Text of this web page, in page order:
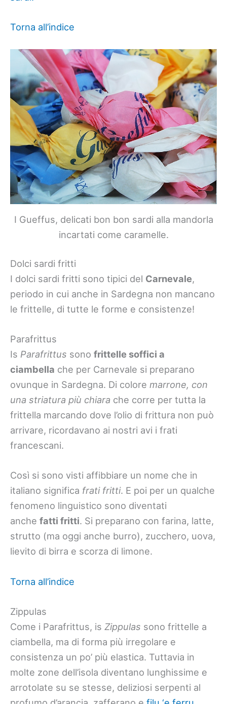
Torna all’indice
I Gueffus, delicati bon bon sardi alla mandorla
incartati come caramelle.
Dolci sardi fritti
I dolci sardi fritti sono tipici del Carnevale,
periodo in cui anche in Sardegna non mancano
le frittelle, di tutte le forme e consistenze!
Parafrittus
Is Parafrittus sono frittelle soffici a
ciambella che per Carnevale si preparano
ovunque in Sardegna. Di colore marrone, con
una striatura più chiara che corre per tutta la
frittella marcando dove l’olio di frittura non può
arrivare, ricordavano ai nostri avi i frati
francescani.
Così si sono visti affibbiare un nome che in
italiano significa frati fritti. E poi per un qualche
fenomeno linguistico sono diventati
anche fatti fritti. Si preparano con farina, latte,
strutto (ma oggi anche burro), zucchero, uova,
lievito di birra e scorza di limone.
Torna all’indice
Zippulas
Come i Parafrittus, is Zippulas sono frittelle a
ciambella, ma di forma più irregolare e
consistenza un po’ più elastica. Tuttavia in
molte zone dell’isola diventano lunghissime e
arrotolate su se stesse, deliziosi serpenti al